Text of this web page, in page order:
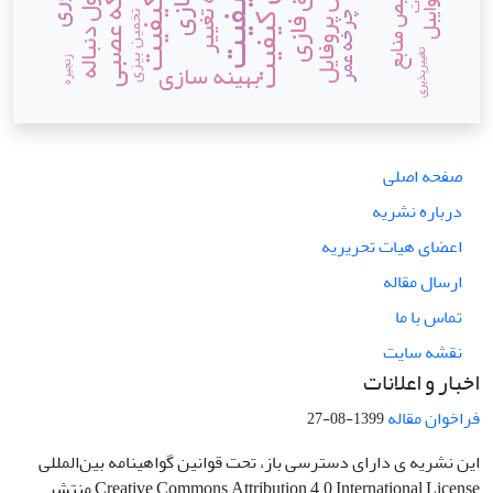
کیفیت
بهینه سازی چرخه عمر تخمین بیزی تغییرپذیری زنجیره­
صفحه اصلی
درباره نشریه
اعضای هیات تحریریه
ارسال مقاله
تماس با ما
نقشه سایت
اخبار و اعلانات
فراخوان مقاله1399-08-27
این نشریه ی دارای دسترسی باز، تحت قوانین گواهینامه بین‌المللی